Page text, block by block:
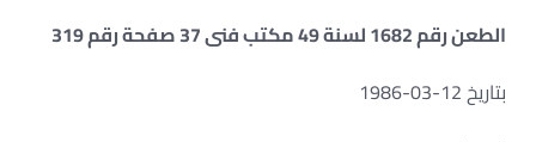
الطعن رقم 1682 لسنة 49 مكتب فنى 37 صفحة رقم 319
بتاريخ 12-03-1986